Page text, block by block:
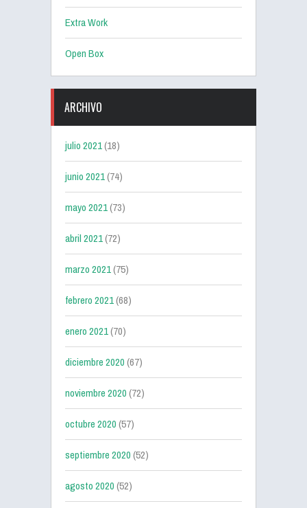
Extra Work
Open Box
ARCHIVO
julio 2021(18)
junio 2021(74)
mayo 2021(73)
abril 2021(72)
marzo 2021(75)
febrero 2021(68)
enero 2021(70)
diciembre 2020(67)
noviembre 2020(72)
octubre 2020(57)
septiembre 2020(52)
agosto 2020(52)